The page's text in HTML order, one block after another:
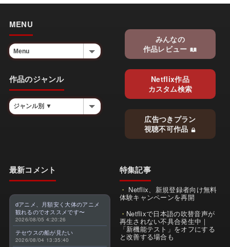
MENU
作品のジャンル
みんなの
作品レビュー
Netflix作品
カスタム検索
広告つきプラン
視聴不可作品
最新コメント
dアニメ、月額安く大体のアニメ
観れるのでオススメです〜
2026/08/05 4:20:26
テセウスの船が見たい
2026/08/04 13:35:40
特集記事
Netflix、新規登録者向け無料
体験キャンペーンを再開
Netflixで日本語の吹替音声が
再生されない不具合発生中｜
「新機能テスト」をオフにする
と改善する場合も